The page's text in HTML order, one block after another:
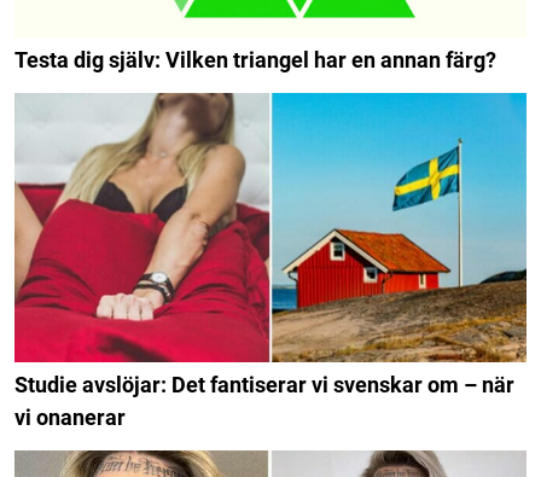
Testa dig själv: Vilken triangel har en annan färg?
Studie avslöjar: Det fantiserar vi svenskar om – när
vi onanerar